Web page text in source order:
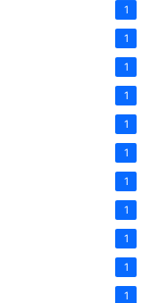
1
1
1
1
1
1
1
1
1
1
1